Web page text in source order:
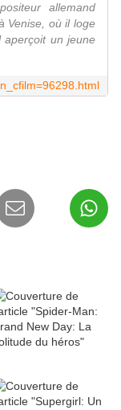
allemand
Venise, où il loge
aperçoit un jeune